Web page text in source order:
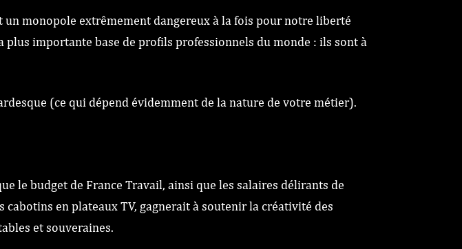
monopole extrêmement dangereux à la fois pour notre liberté
importante base de profils professionnels du monde : ils sont à
(ce qui dépend évidemment de la nature de votre métier).
le budget de France Travail, ainsi que les salaires délirants de
en plateaux TV, gagnerait à soutenir la créativité des
et souveraines.